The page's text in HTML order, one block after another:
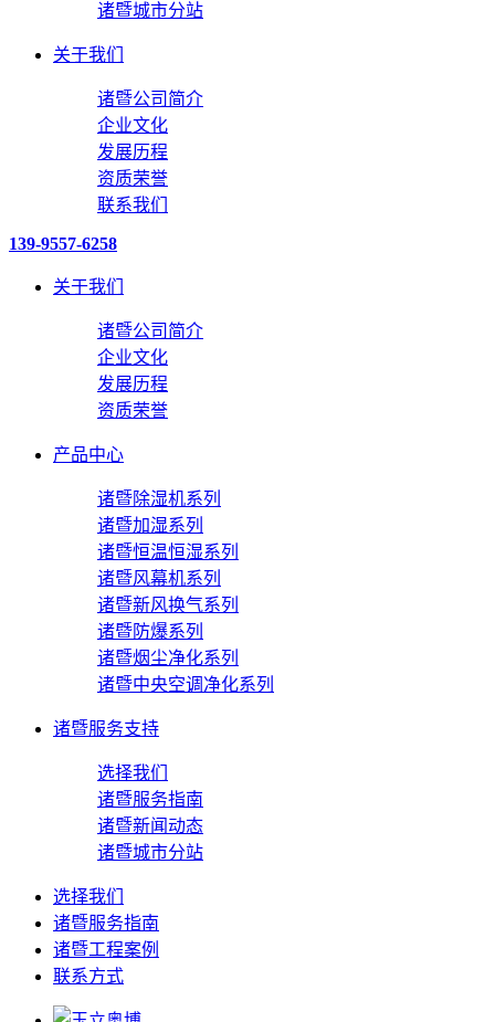
诸暨城市分站
关于我们
诸暨公司简介
企业文化
发展历程
资质荣誉
联系我们
139-9557-6258
关于我们
诸暨公司简介
企业文化
发展历程
资质荣誉
产品中心
诸暨除湿机系列
诸暨加湿系列
诸暨恒温恒湿系列
诸暨风幕机系列
诸暨新风换气系列
诸暨防爆系列
诸暨烟尘净化系列
诸暨中央空调净化系列
诸暨服务支持
选择我们
诸暨服务指南
诸暨新闻动态
诸暨城市分站
选择我们
诸暨服务指南
诸暨工程案例
联系方式